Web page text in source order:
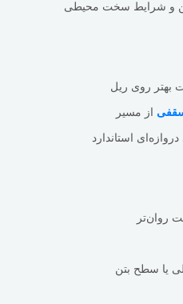
توجه به پارامترهای زیر بسیار
توضیح
یا کروی بسته به طراحی
و شرایط سخت محیطی
بهتر روی ریل
از مسیر
استاندارد
روان‌تر
یا سطح بتن